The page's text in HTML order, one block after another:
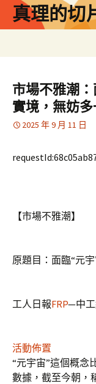
真理的切
市場不雅潮
實境，無妨
2025 年 9 月 11 日
【市場不雅潮】
原題目：面臨“元
工人日報FRP—中工
活動佈置
“元宇宙”這個概念
數據，截至今朝，